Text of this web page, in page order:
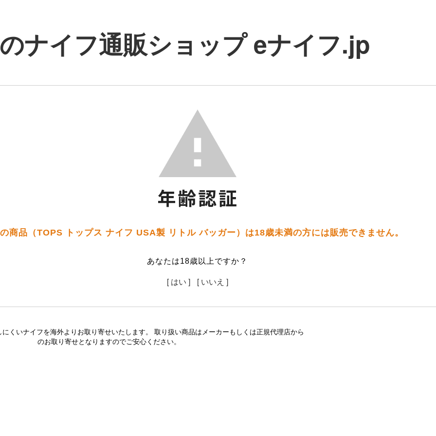
ナイフ通販ショップ eナイフ.jp
商品（TOPS トップス ナイフ USA製 リトル バッガー）は18歳未満の方には販売できません。
あなたは18歳以上ですか？
[ はい ] [ いいえ ]
くいナイフを海外よりお取り寄せいたします。 取り扱い商品はメーカーもしくは正規代理店から
のお取り寄せとなりますのでご安心ください。